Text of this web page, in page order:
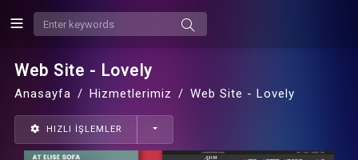
Web Site - Lovely
Anasayfa Hizmetlerimiz Web Site - Lovely
HIZLI İŞLEMLER